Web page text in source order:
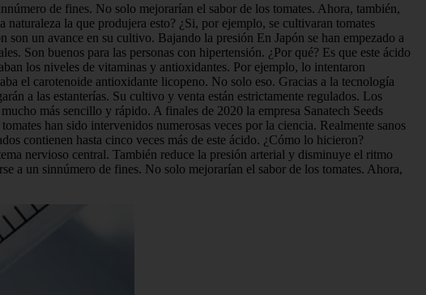
de fines. No solo mejorarían el sabor de los tomates. Ahora, también,
la que produjera esto? ¿Si, por ejemplo, se cultivaran tomates
un avance en su cultivo. Bajando la presión En Japón se han empezado a
Son buenos para las personas con hipertensión. ¿Por qué? Es que este ácido
los niveles de vitaminas y antioxidantes. Por ejemplo, lo intentaron
el carotenoide antioxidante licopeno. No solo eso. Gracias a la tecnología
a las estanterías. Su cultivo y venta están estrictamente regulados. Los
más sencillo y rápido. A finales de 2020 la empresa Sanatech Seeds
han sido intervenidos numerosas veces por la ciencia. Realmente sanos
contienen hasta cinco veces más de este ácido. ¿Cómo lo hicieron?
nervioso central. También reduce la presión arterial y disminuye el ritmo
a un sinnúmero de fines. No solo mejorarían el sabor de los tomates. Ahora,